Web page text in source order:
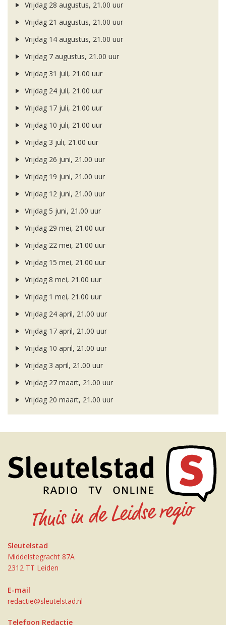
Vrijdag 28 augustus, 21.00 uur
Vrijdag 21 augustus, 21.00 uur
Vrijdag 14 augustus, 21.00 uur
Vrijdag 7 augustus, 21.00 uur
Vrijdag 31 juli, 21.00 uur
Vrijdag 24 juli, 21.00 uur
Vrijdag 17 juli, 21.00 uur
Vrijdag 10 juli, 21.00 uur
Vrijdag 3 juli, 21.00 uur
Vrijdag 26 juni, 21.00 uur
Vrijdag 19 juni, 21.00 uur
Vrijdag 12 juni, 21.00 uur
Vrijdag 5 juni, 21.00 uur
Vrijdag 29 mei, 21.00 uur
Vrijdag 22 mei, 21.00 uur
Vrijdag 15 mei, 21.00 uur
Vrijdag 8 mei, 21.00 uur
Vrijdag 1 mei, 21.00 uur
Vrijdag 24 april, 21.00 uur
Vrijdag 17 april, 21.00 uur
Vrijdag 10 april, 21.00 uur
Vrijdag 3 april, 21.00 uur
Vrijdag 27 maart, 21.00 uur
Vrijdag 20 maart, 21.00 uur
Sleutelstad
Middelstegracht 87A
2312 TT Leiden
E-mail
redactie@sleutelstad.nl
Telefoon Redactie